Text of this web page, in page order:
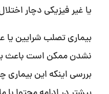
یا غیر فیزیکی دچار
بیماری تصلب شرایین یا
نشدن ممکن است باعث
بررسی اینکه این